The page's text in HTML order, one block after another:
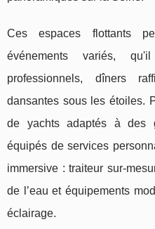
Ces espaces flottants
événements variés,
professionnels, dîners
dansantes sous les étoiles.
de yachts adaptés à des
équipés de services
immersive : traiteur sur-
de l’eau et équipements
éclairage.